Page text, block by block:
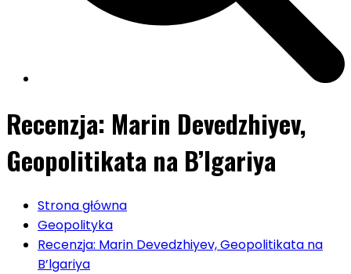
Recenzja: Marin Devedzhiyev,
Geopolitikata na B’lgariya
Strona główna
Geopolityka
Recenzja: Marin Devedzhiyev, Geopolitikata na
B’lgariya